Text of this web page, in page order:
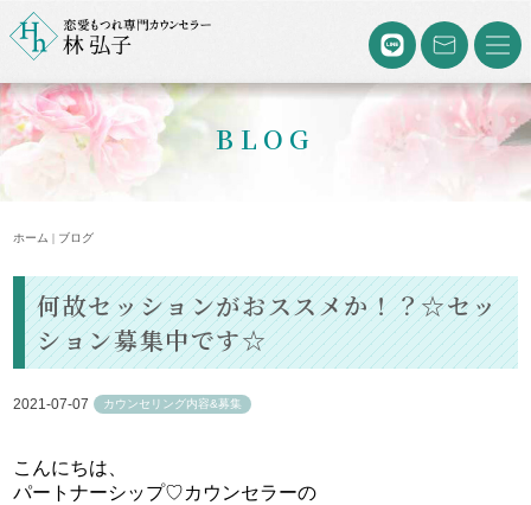
BLOG
ホーム | ブログ
何故セッションがおススメか！？☆セッ
ション募集中です☆
2021-07-07 カウンセリング内容&募集
こんにちは、
パートナーシップ♡カウンセラーの